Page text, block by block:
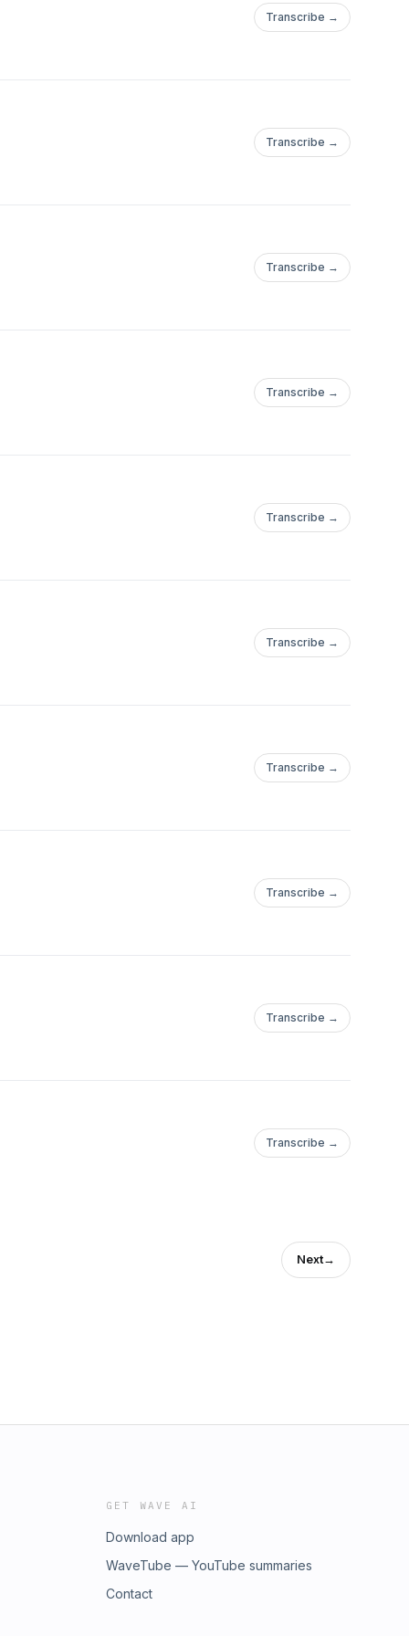
Transcribe →
Transcribe →
Transcribe →
Transcribe →
Transcribe →
Transcribe →
Transcribe →
Transcribe →
Transcribe →
Transcribe →
Next→
GET WAVE AI
Download app
WaveTube — YouTube summaries
Contact